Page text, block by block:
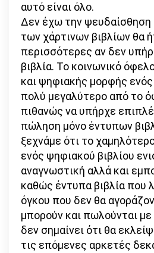
αυτό είναι όλο.
Δεν έχω την ψευδαίσθηση
των χάρτινων βιβλίων θα
περισσότερες αν δεν
βιβλία. Το κοινωνικό
και ψηφιακής μορφής ενός
πολύ μεγαλύτερο από το
πιθανώς να υπήρχε
πώληση μόνο έντυπων
ξεχνάμε ότι το
ενός ψηφιακού βιβλίου
αναγνωστική αλλά και
καθώς έντυπα βιβλία που
όγκου που δεν θα
μπορούν και πωλούνται
δεν σημαίνει ότι θα
τις επόμενες αρκετές